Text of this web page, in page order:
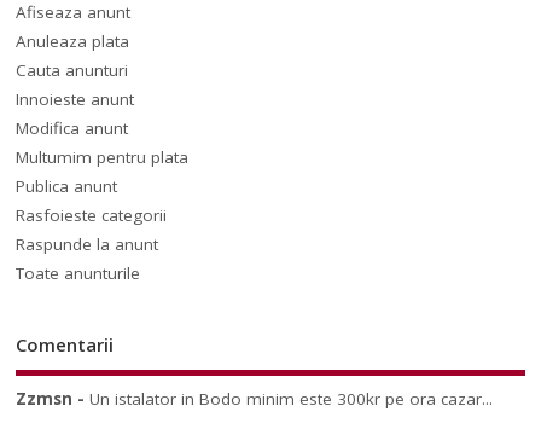
Afiseaza anunt
Anuleaza plata
Cauta anunturi
Innoieste anunt
Modifica anunt
Multumim pentru plata
Publica anunt
Rasfoieste categorii
Raspunde la anunt
Toate anunturile
Comentarii
Zzmsn -Un istalator in Bodo minim este 300kr pe ora cazar...